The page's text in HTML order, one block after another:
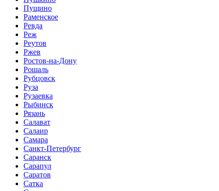
Пущино
Раменское
Ревда
Реж
Реутов
Ржев
Ростов-на-Дону
Рошаль
Рубцовск
Руза
Рузаевка
Рыбинск
Рязань
Салават
Салаир
Самара
Санкт-Петербург
Саранск
Сарапул
Саратов
Сатка